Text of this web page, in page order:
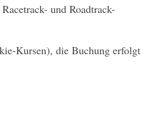
und Roadtrack-
Kursen), die Buchung erfolgt